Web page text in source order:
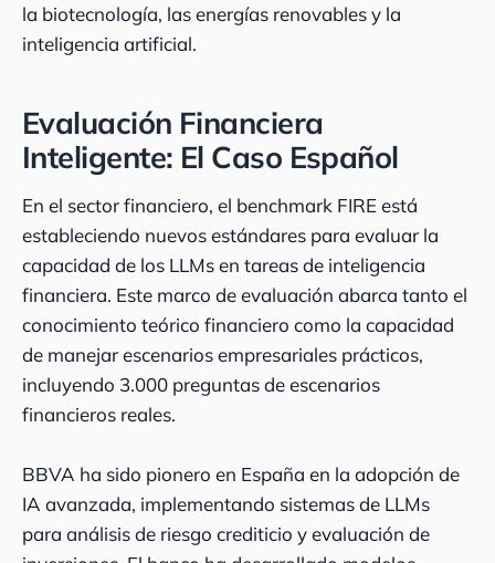
la biotecnología, las energías renovables y la
inteligencia artificial.
Evaluación Financiera
Inteligente: El Caso Español
En el sector financiero, el benchmark FIRE está
estableciendo nuevos estándares para evaluar la
capacidad de los LLMs en tareas de inteligencia
financiera. Este marco de evaluación abarca tanto el
conocimiento teórico financiero como la capacidad
de manejar escenarios empresariales prácticos,
incluyendo 3.000 preguntas de escenarios
financieros reales.
BBVA ha sido pionero en España en la adopción de
IA avanzada, implementando sistemas de LLMs
para análisis de riesgo crediticio y evaluación de